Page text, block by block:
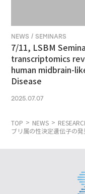
NEWS / SEMINARS
7/11, LSBM
transcriptomics
human midbrain-
Disease
2025.07.07
TOP NEWS
ブリ属の性決定遺伝子の